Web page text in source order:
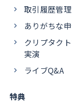
取引履歴管
ありがちな
クリプタク
実演
ライブQ&A
特典